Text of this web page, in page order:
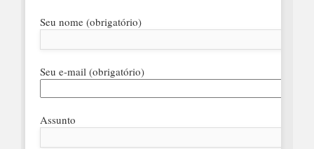
Seu nome (obrigatório)
Seu e-mail (obrigatório)
Assunto